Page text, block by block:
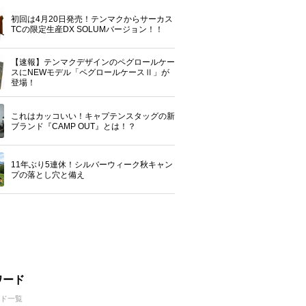
初回は4月20日発売！テンマクからサーカス
TCの限定生産DX SOLUMバージョン！！
【速報】テンマクデザインのペグロールケー
スにNEWモデル「ペグロールケースⅡ」が
登場！
これはカッコいい！キャプテンスタッグの新
ブランド『CAMP OUT』とは！？
11年ぶり5連休！シルバーウィーク秋キャン
プの落とし穴と備え
ード
一覧